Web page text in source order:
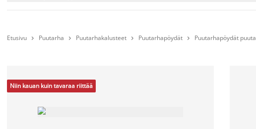
Etusivu  Puutarha  Puutarhakalusteet  Puutarhapöydät  Puutarhapöydät puuta
Niin kauan kuin tavaraa riittää